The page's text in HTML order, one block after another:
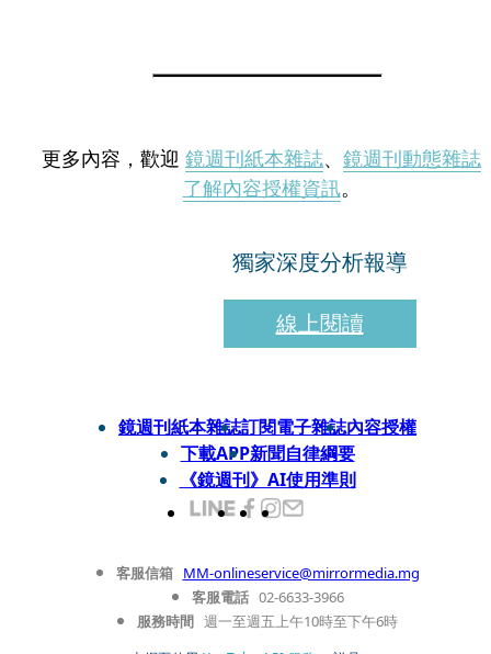
更多內容，歡迎 鏡週刊紙本雜誌、 鏡週刊動態雜誌
了解內容授權資訊。
獨家深度分析報導
線上閱讀
鏡週刊紙本雜誌訂閱電子雜誌內容授權
下載APP新聞自律綱要
《鏡週刊》AI使用準則
客服信箱 MM-onlineservice@mirrormedia.mg
客服電話 02-6633-3966
服務時間 週一至週五上午10時至下午6時